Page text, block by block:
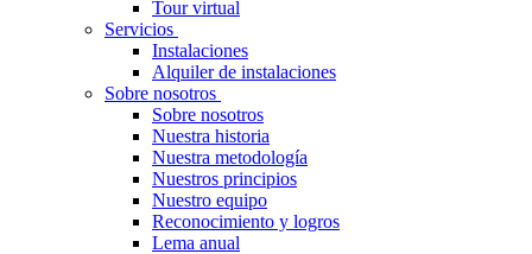
Tour virtual
Servicios
Instalaciones
Alquiler de instalaciones
Sobre nosotros
Sobre nosotros
Nuestra historia
Nuestra metodología
Nuestros principios
Nuestro equipo
Reconocimiento y logros
Lema anual